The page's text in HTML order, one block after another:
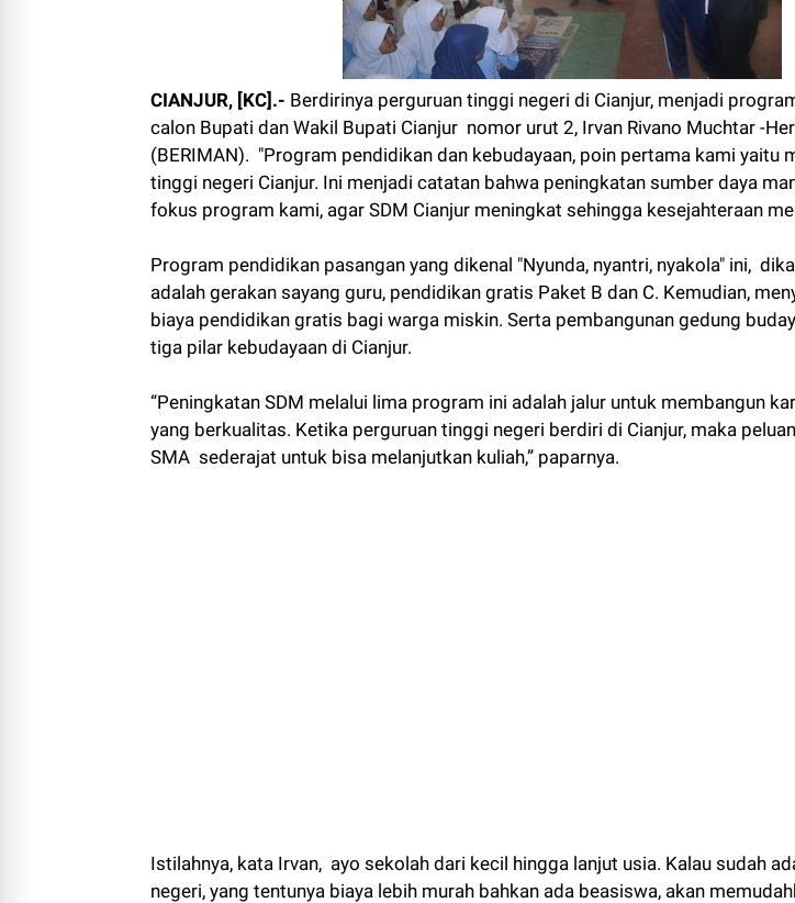
CIANJUR, [KC].- Berdirinya perguruan tinggi negeri di Cianjur, menjadi
calon Bupati dan Wakil Bupati Cianjur nomor urut 2, Irvan Rivano Muchtar -
(BERIMAN). "Program pendidikan dan kebudayaan, poin pertama kami yaitu
tinggi negeri Cianjur. Ini menjadi catatan bahwa peningkatan sumber daya
fokus program kami, agar SDM Cianjur meningkat sehingga kesejahteraan
Program pendidikan pasangan yang dikenal "Nyunda, nyantri, nyakola" ini,
adalah gerakan sayang guru, pendidikan gratis Paket B dan C. Kemudian,
biaya pendidikan gratis bagi warga miskin. Serta pembangunan gedung
tiga pilar kebudayaan di Cianjur.
“Peningkatan SDM melalui lima program ini adalah jalur untuk membangun
yang berkualitas. Ketika perguruan tinggi negeri berdiri di Cianjur, maka
SMA sederajat untuk bisa melanjutkan kuliah,” paparnya.
Istilahnya, kata Irvan, ayo sekolah dari kecil hingga lanjut usia. Kalau sudah
negeri, yang tentunya biaya lebih murah bahkan ada beasiswa, akan